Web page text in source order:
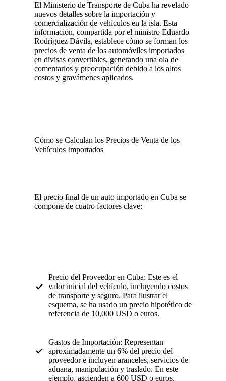
El Ministerio de Transporte de Cuba ha revelado
nuevos detalles sobre la importación y
comercialización de vehículos en la isla. Esta
información, compartida por el ministro Eduardo
Rodríguez Dávila, establece cómo se forman los
precios de venta de los automóviles importados
en divisas convertibles, generando una ola de
comentarios y preocupación debido a los altos
costos y gravámenes aplicados.
Cómo se Calculan los Precios de Venta de los
Vehículos Importados
El precio final de un auto importado en Cuba se
compone de cuatro factores clave:
Precio del Proveedor en Cuba: Este es el
valor inicial del vehículo, incluyendo costos
de transporte y seguro. Para ilustrar el
esquema, se ha usado un precio hipotético de
referencia de 10,000 USD o euros.
Gastos de Importación: Representan
aproximadamente un 6% del precio del
proveedor e incluyen aranceles, servicios de
aduana, manipulación y traslado. En este
ejemplo, ascienden a 600 USD o euros.